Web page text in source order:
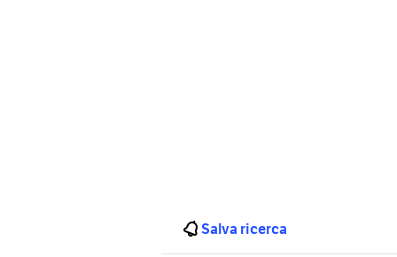
Salva ricerca